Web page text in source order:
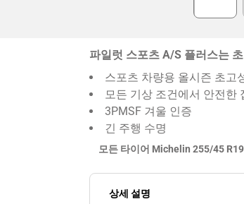
파일럿 스포츠 A/S 플러스는
스포츠 차량용 올시즌 초고
모든 기상 조건에서 안전한
3PMSF 겨울 인증
긴 주행 수명
모든 타이어 Michelin 255/45
상세 설명